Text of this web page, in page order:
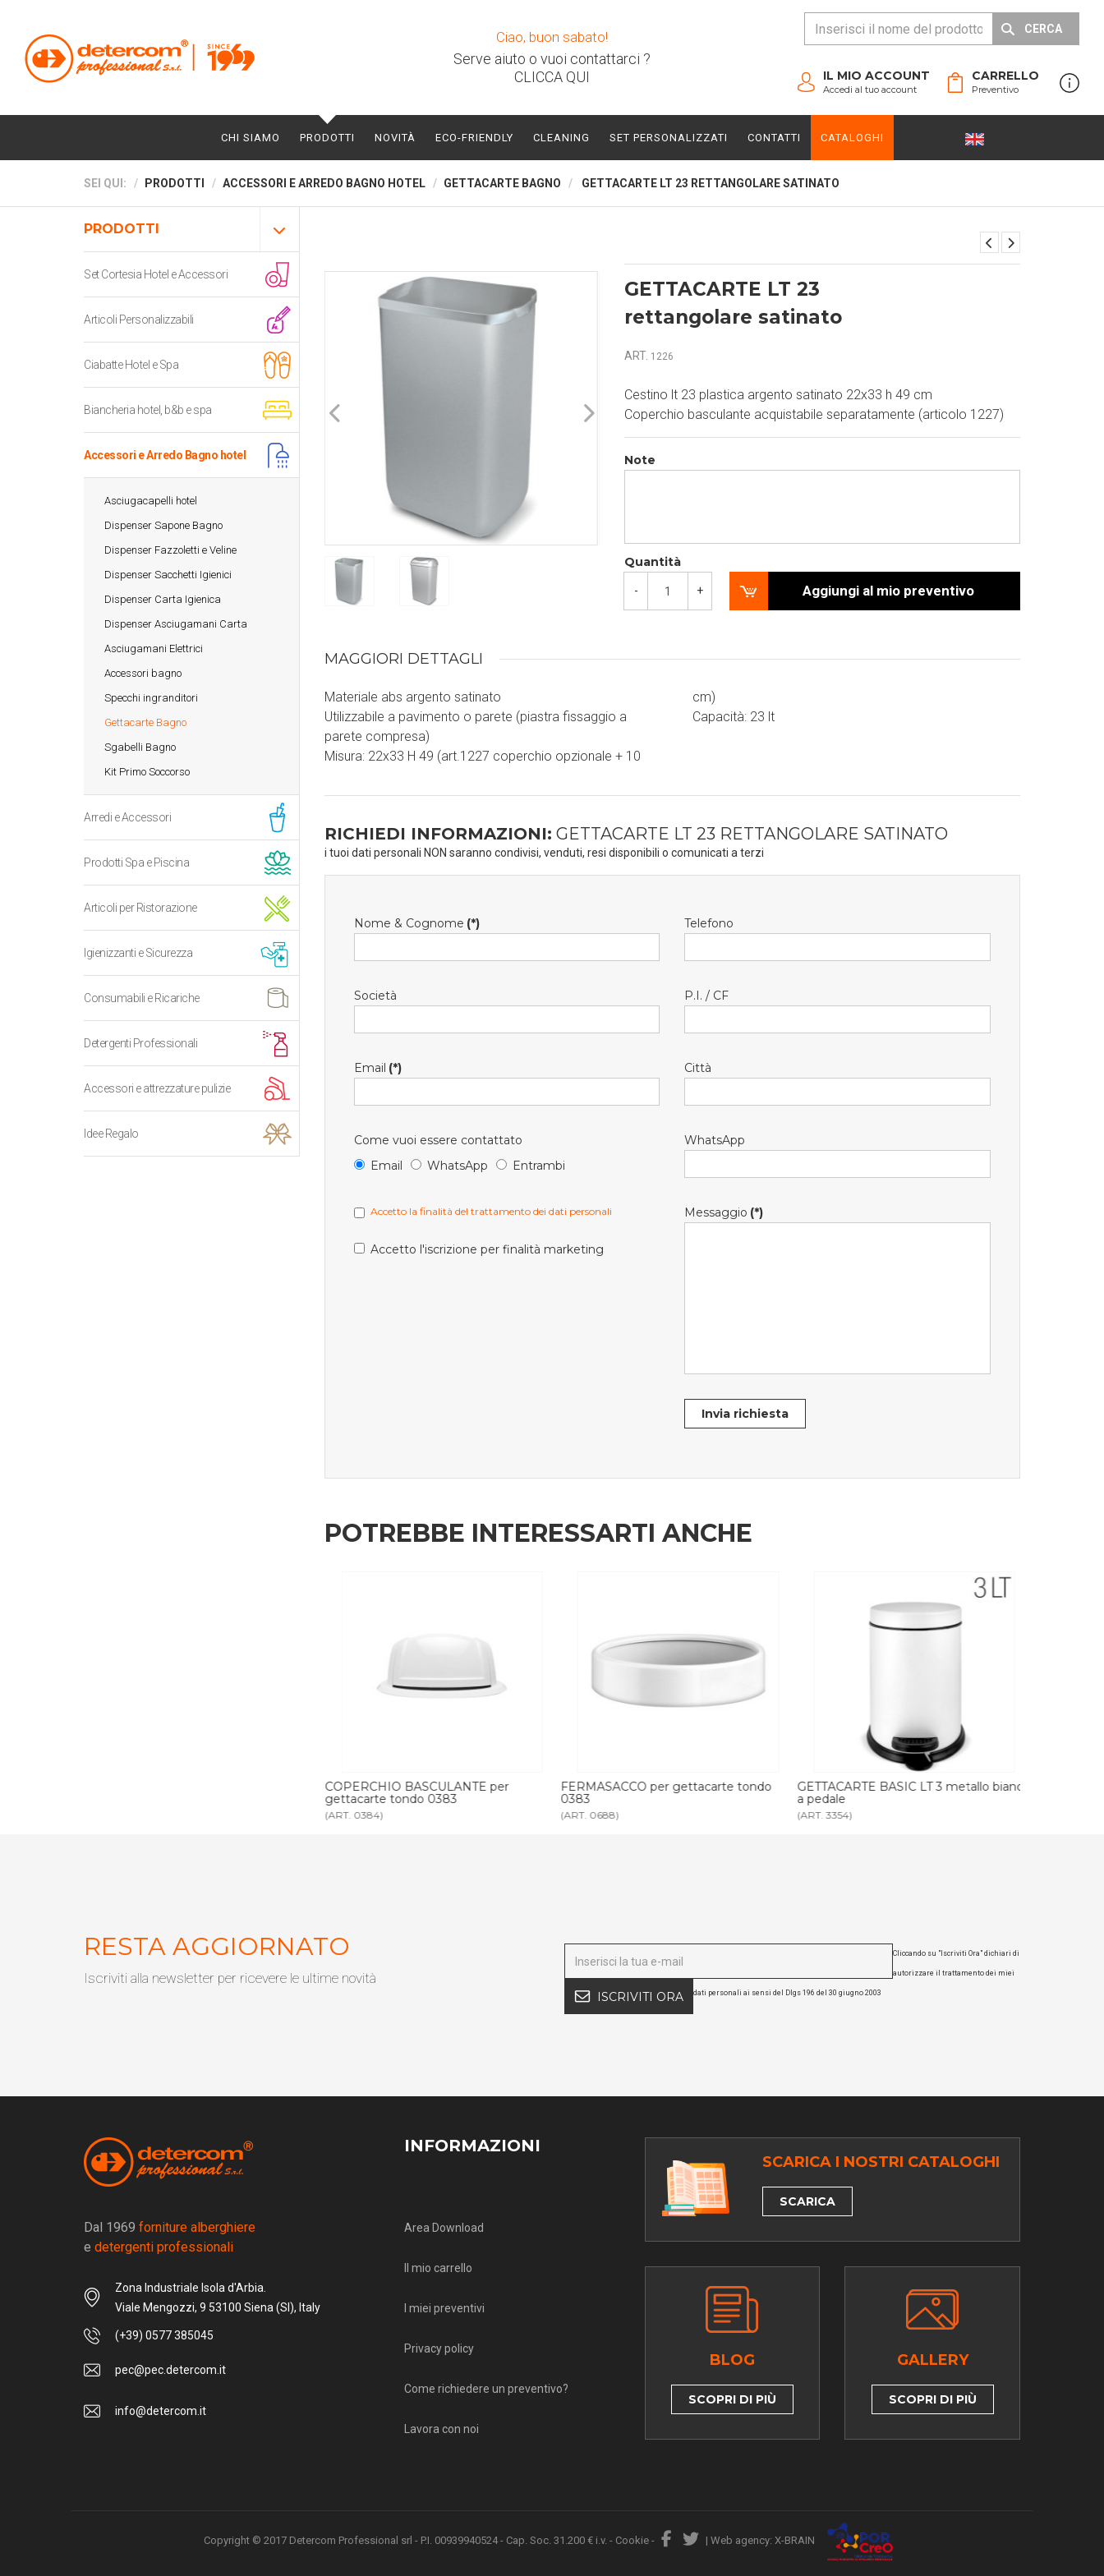
Ciao, buon sabato!
Serve aiuto o vuoi contattarci ?
CLICCA QUI
CERCA
CARRELLO
Preventivo
IL MIO ACCOUNT
Accedi al tuo account
CHI SIAMO PRODOTTI NOVITÀ ECO-FRIENDLY CLEANING SET PERSONALIZZATI CONTATTI CATALOGHI
SEI QUI: PRODOTTI ACCESSORI E ARREDO BAGNO HOTEL GETTACARTE BAGNO GETTACARTE LT 23 RETTANGOLARE SATINATO
PRODOTTI
Set Cortesia Hotel e Accessori
Articoli Personalizzabili
Ciabatte Hotel e Spa
Biancheria hotel, b&b e spa
Accessori e Arredo Bagno hotel
Asciugacapelli hotel
Dispenser Sapone Bagno
Dispenser Fazzoletti e Veline
Dispenser Sacchetti Igienici
Dispenser Carta Igienica
Dispenser Asciugamani Carta
Asciugamani Elettrici
Accessori bagno
Specchi ingranditori
Gettacarte Bagno
Sgabelli Bagno
Kit Primo Soccorso
Arredi e Accessori
Prodotti Spa e Piscina
Articoli per Ristorazione
Igienizzanti e Sicurezza
Consumabili e Ricariche
Detergenti Professionali
Accessori e attrezzature pulizie
Idee Regalo
GETTACARTE LT 23
rettangolare satinato
ART. 1226
Cestino lt 23 plastica argento satinato 22x33 h 49 cm
Coperchio basculante acquistabile separatamente (articolo 1227)
Note
Quantità
- + Aggiungi al mio preventivo
MAGGIORI DETTAGLI
Materiale abs argento satinato
Utilizzabile a pavimento o parete (piastra fissaggio a
parete compresa)
Misura: 22x33 H 49 (art.1227 coperchio opzionale + 10
cm)
Capacità: 23 lt
RICHIEDI INFORMAZIONI: GETTACARTE LT 23 RETTANGOLARE SATINATO
i tuoi dati personali NON saranno condivisi, venduti, resi disponibili o comunicati a terzi
Nome & Cognome (*) Telefono
Società P.I. / CF
Email (*) Città
Come vuoi essere contattato
Email
WhatsApp Entrambi
WhatsApp
Accetto la finalità del trattamento dei dati personali
Accetto l'iscrizione per finalità marketing
Messaggio (*)
Invia richiesta
POTREBBE INTERESSARTI ANCHE
COPERCHIO BASCULANTE per
gettacarte tondo 0383
(ART. 0384)
FERMASACCO per gettacarte tondo
0383
(ART. 0688)
GETTACARTE BASIC LT 3 metallo bianco
a pedale
(ART. 3354)
RESTA AGGIORNATO
Iscriviti alla newsletter per ricevere le ultime novità
ISCRIVITI ORA
Cliccando su "Iscriviti Ora" dichiari di
autorizzare il trattamento dei miei
dati personali ai sensi del Dlgs 196 del 30 giugno 2003
Dal 1969 forniture alberghiere
e detergenti professionali
Zona Industriale Isola d'Arbia.
Viale Mengozzi, 9 53100 Siena (SI), Italy
(+39) 0577 385045
pec@pec.detercom.it
info@detercom.it
INFORMAZIONI
Area Download
Il mio carrello
I miei preventivi
Privacy policy
Come richiedere un preventivo?
Lavora con noi
SCARICA I NOSTRI CATALOGHI
SCARICA
BLOG
SCOPRI DI PIÙ
GALLERY
SCOPRI DI PIÙ
Copyright © 2017 Detercom Professional srl - P.I. 00939940524 - Cap. Soc. 31.200 € i.v. - Cookie - | Web agency: X-BRAIN